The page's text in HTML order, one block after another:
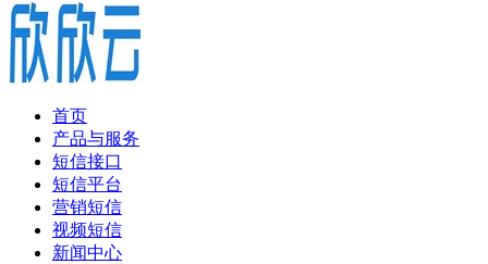
首页
产品与服务
短信接口
短信平台
营销短信
视频短信
新闻中心